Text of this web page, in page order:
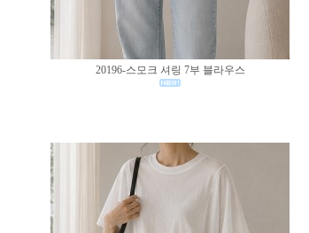
20196-스모크 셔링 7부 블라우스